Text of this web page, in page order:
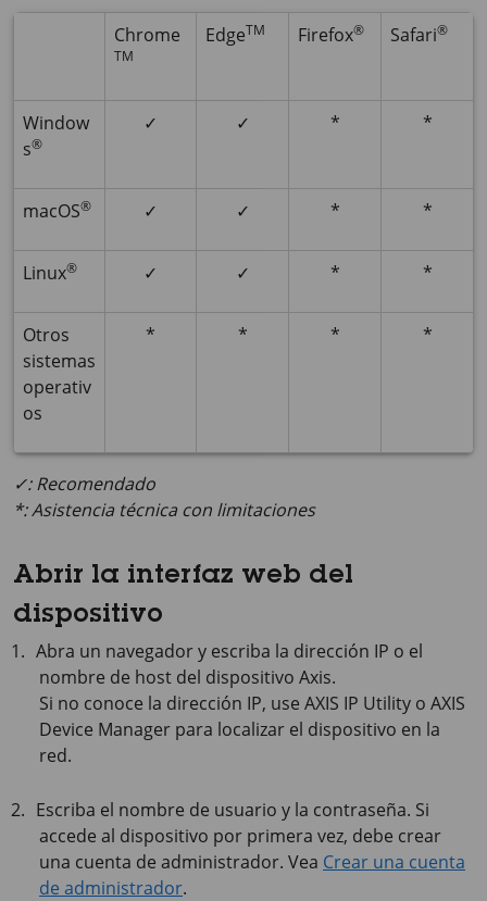
Chrome
TM
EdgeTM Firefox® Safari®
Window
s®
✓ ✓ * *
macOS® ✓ ✓ * *
Linux® ✓ ✓ * *
Otros
sistemas
operativ
os
* * * *
✓: Recomendado
*: Asistencia técnica con limitaciones
Abrir la interfaz web del
dispositivo
Abra un navegador y escriba la dirección IP o el
nombre de host del dispositivo Axis.
Si no conoce la dirección IP, use AXIS IP Utility o AXIS
Device Manager para localizar el dispositivo en la
red.
Escriba el nombre de usuario y la contraseña. Si
accede al dispositivo por primera vez, debe crear
una cuenta de administrador. Vea Crear una cuenta
de administrador.